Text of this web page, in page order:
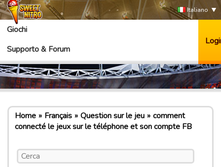
Italiano
Giochi
Supporto & Forum
Home Français Question sur le jeu
comment
connecté le jeux sur le téléphone et son compte FB